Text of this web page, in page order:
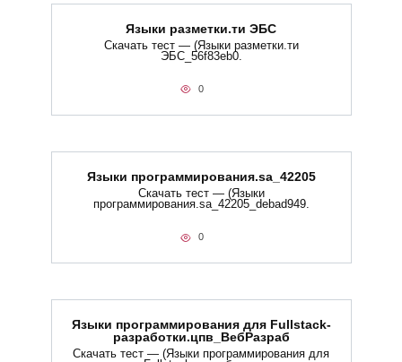
Языки разметки.ти​ ЭБС
Скачать тест — (Языки разметки.ти​
ЭБС_56f83eb0.
0
Языки программирования.sa_42205
Скачать тест — (Языки
программирования.sa_42205_debad949.
0
Языки программирования для Fullstack-
разработки.цпв_ВебРазраб
Скачать тест — (Языки программирования для